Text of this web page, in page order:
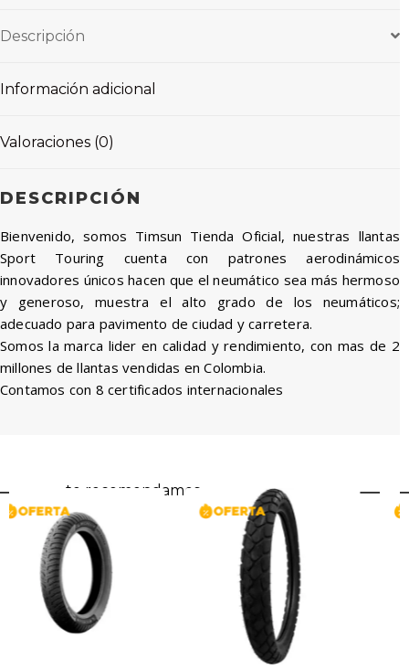
cantidad
Descripción
Información adicional
Valoraciones (0)
DESCRIPCIÓN
Bienvenido, somos Timsun Tienda Oficial, nuestras llantas
Sport Touring cuenta con patrones aerodinámicos
innovadores únicos hacen que el neumático sea más hermoso
y generoso, muestra el alto grado de los neumáticos;
adecuado para pavimento de ciudad y carretera.
Somos la marca lider en calidad y rendimiento, con mas de 2
millones de llantas vendidas en Colombia.
Contamos con 8 certificados internacionales
te recomendamos...